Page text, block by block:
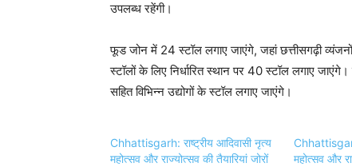
उपलब्ध रहेंगी।
फूड जोन में 24 स्टॉल लगाए जाएंगे, जहां छत्तीसगढ़ी
स्टॉलों के लिए निर्धारित स्थान पर 40 स्टॉल लगाए
सहित विभिन्न उद्योगों के स्टॉल लगाए जाएंगे।
Chhattisgarh: राष्ट्रीय आदिवासी नृत्य
महोत्सव और राज्योत्सव की तैयारियां जोरों
महोत्सव और